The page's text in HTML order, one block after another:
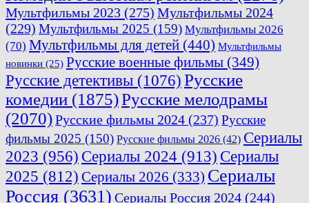
Мультфильмы 2023 (275) Мультфильмы 2024
(229) Мультфильмы 2025 (159) Мультфильмы 2026
(70) Мультфильмы для детей (440) Мультфильмы
новинки (25) Русские военные фильмы (349)
Русские детективы (1076)Русские
комедии (1875)Русские мелодрамы
(2070)Русские фильмы 2024 (237) Русские
фильмы 2025 (150) Русские фильмы 2026 (42) Сериалы
2023 (956) Сериалы 2024 (913) Сериалы
2025 (812) Сериалы 2026 (333) Сериалы
Россия (3631) Сериалы Россия 2024 (244)